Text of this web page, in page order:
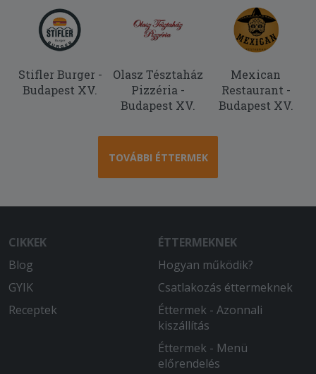
Stifler Burger -
Budapest XV.
Olasz Tésztaház
Pizzéria -
Budapest XV.
Mexican
Restaurant -
Budapest XV.
TOVÁBBI ÉTTERMEK
CIKKEK
Blog
GYIK
Receptek
ÉTTERMEKNEK
Hogyan működik?
Csatlakozás éttermeknek
Éttermek - Azonnali
kiszállítás
Éttermek - Menü
előrendelés